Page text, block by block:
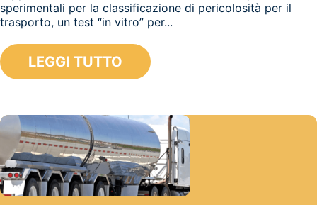
sperimentali per la classificazione di pericolosità per il
trasporto, un test “in vitro” per...
LEGGI TUTTO